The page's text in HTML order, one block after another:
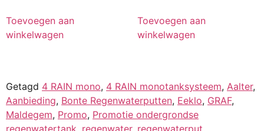
Toevoegen aan
winkelwagen
Toevoegen aan
winkelwagen
Getagd 4 RAIN mono, 4 RAIN monotanksysteem, Aalter,
Aanbieding, Bonte Regenwaterputten, Eeklo, GRAF,
Maldegem, Promo, Promotie ondergrondse
regenwatertank, regenwater, regenwaterput,